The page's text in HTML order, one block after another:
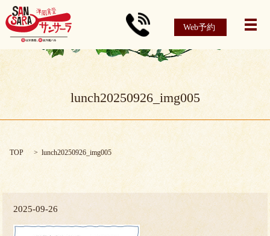
Web予約 メ
lunch20250926_img005
TOP lunch20250926_img005
2025-09-26